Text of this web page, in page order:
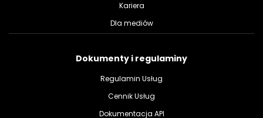
Kariera
Dla mediów
Dokumenty i regulaminy
Regulamin Usług
Cennik Usług
Dokumentacja API